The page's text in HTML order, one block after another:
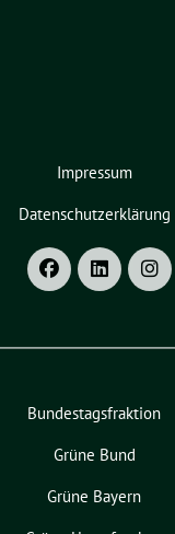
Impressum
Datenschutzerklärung
Bundestagsfraktion
Grüne Bund
Grüne Bayern